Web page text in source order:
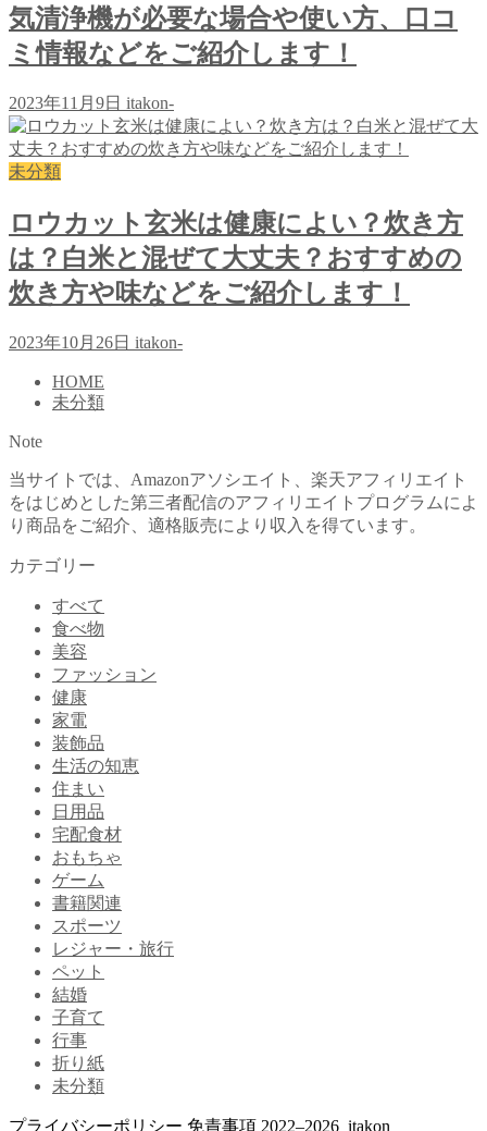
気清浄機が必要な場合や使い方、口コ
ミ情報などをご紹介します！
2023年11月9日 itakon-
未分類
ロウカット玄米は健康によい？炊き方
は？白米と混ぜて大丈夫？おすすめの
炊き方や味などをご紹介します！
2023年10月26日 itakon-
HOME
未分類
Note
当サイトでは、Amazonアソシエイト、楽天アフィリエイト
をはじめとした第三者配信のアフィリエイトプログラムによ
り商品をご紹介、適格販売により収入を得ています。
カテゴリー
すべて
食べ物
美容
ファッション
健康
家電
装飾品
生活の知恵
住まい
日用品
宅配食材
おもちゃ
ゲーム
書籍関連
スポーツ
レジャー・旅行
ペット
結婚
子育て
行事
折り紙
未分類
プライバシーポリシー 免責事項 2022–2026 itakon